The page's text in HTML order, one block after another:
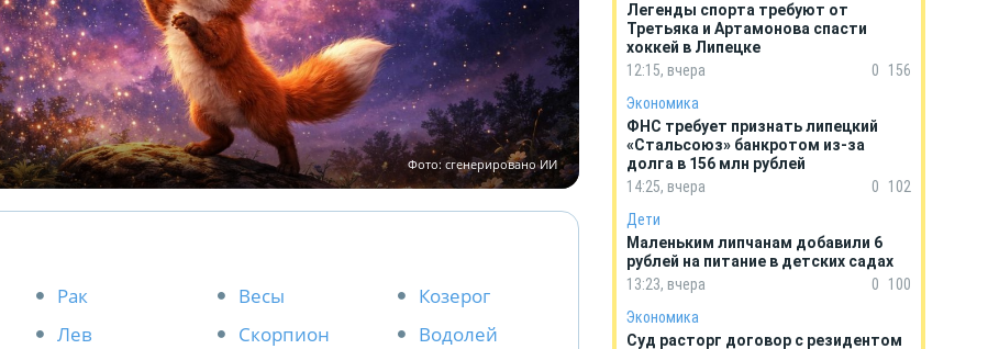
Фото: сгенерировано ИИ
Рак
Лев
Весы
Скорпион
Козерог
Водолей
Легенды спорта требуют от
Третьяка и Артамонова спасти
хоккей в Липецке
12:15, вчера
0
156
Экономика
ФНС требует признать липецкий
«Стальсоюз» банкротом из-за
долга в 156 млн рублей
14:25, вчера
0
102
Дети
Маленьким липчанам добавили 6
рублей на питание в детских садах
13:23, вчера
0
100
Экономика
Суд расторг договор с резидентом